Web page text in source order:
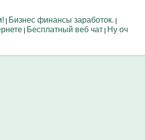
Бизнес финансы заработок.
Бесплатный веб чат Ну оч